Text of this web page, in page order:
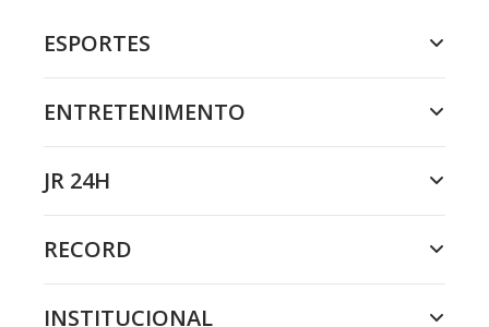
ESPORTES
ENTRETENIMENTO
JR 24H
RECORD
INSTITUCIONAL